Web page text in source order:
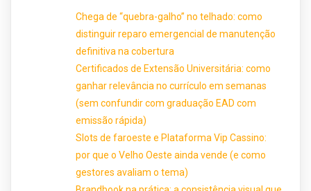
Chega de “quebra-galho” no telhado: como
distinguir reparo emergencial de manutenção
definitiva na cobertura
Certificados de Extensão Universitária: como
ganhar relevância no currículo em semanas
(sem confundir com graduação EAD com
emissão rápida)
Slots de faroeste e Plataforma Vip Cassino:
por que o Velho Oeste ainda vende (e como
gestores avaliam o tema)